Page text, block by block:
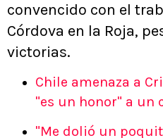
convencido con el
Córdova en la Roja,
victorias.
Chile amenaza a
"es un honor" a un
"Me dolió un